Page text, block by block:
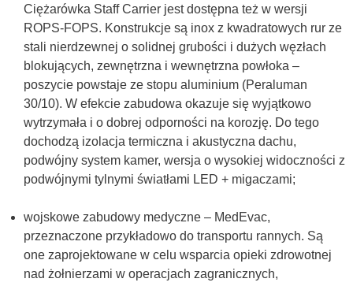
Ciężarówka Staff Carrier jest dostępna też w wersji
ROPS-FOPS. Konstrukcje są inox z kwadratowych rur ze
stali nierdzewnej o solidnej grubości i dużych węzłach
blokujących, zewnętrzna i wewnętrzna powłoka –
poszycie powstaje ze stopu aluminium (Peraluman
30/10). W efekcie zabudowa okazuje się wyjątkowo
wytrzymała i o dobrej odporności na korozję. Do tego
dochodzą izolacja termiczna i akustyczna dachu,
podwójny system kamer, wersja o wysokiej widoczności z
podwójnymi tylnymi światłami LED + migaczami;
wojskowe zabudowy medyczne – MedEvac,
przeznaczone przykładowo do transportu rannych. Są
one zaprojektowane w celu wsparcia opieki zdrowotnej
nad żołnierzami w operacjach zagranicznych,